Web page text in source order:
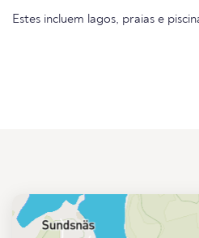
Estes incluem lagos, praias e